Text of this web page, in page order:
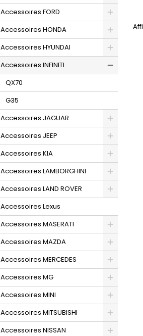
Accessoires FORD
Accessoires HONDA
Accessoires HYUNDAI
Accessoires INFINITI
QX70
G35
Accessoires JAGUAR
Accessoires JEEP
Accessoires KIA
Accessoires LAMBORGHINI
Accessoires LAND ROVER
Accessoires Lexus
Accessoires MASERATI
Accessoires MAZDA
Accessoires MERCEDES
Accessoires MG
Accessoires MINI
Accessoires MITSUBISHI
Accessoires NISSAN